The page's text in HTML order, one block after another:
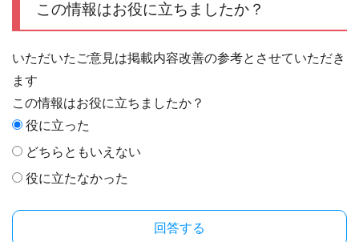
この情報はお役に立ちましたか？
いただいたご意見は掲載内容改善の参考とさせていただき
ます
この情報はお役に立ちましたか？
役に立った
どちらともいえない
役に立たなかった